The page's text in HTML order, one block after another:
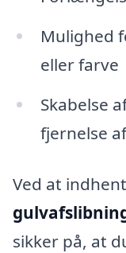
Mulighed
eller farve
Skabelse
fjernelse
Ved at
sikker på, at